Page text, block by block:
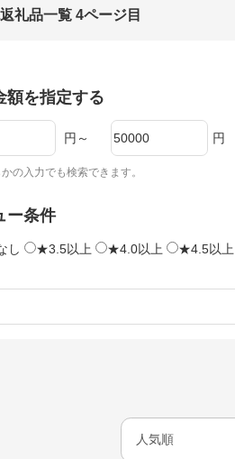
礼品一覧 4ページ目
額を指定する
円～ 円
の入力でも検索できます。
ー条件
し ★3.5以上 ★4.0以上 ★4.5以上